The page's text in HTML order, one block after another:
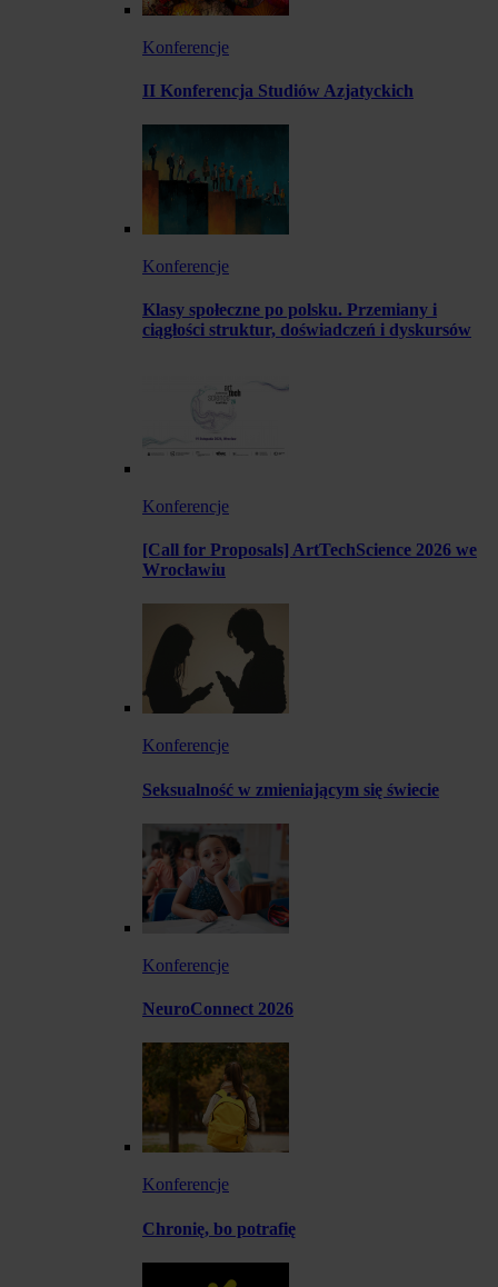
Konferencje
II Konferencja Studiów Azjatyckich
Konferencje
Klasy społeczne po polsku. Przemiany i
ciągłości struktur, doświadczeń i dyskursów
Konferencje
[Call for Proposals] ArtTechScience 2026 we
Wrocławiu
Konferencje
Seksualność w zmieniającym się świecie
Konferencje
NeuroConnect 2026
Konferencje
Chronię, bo potrafię